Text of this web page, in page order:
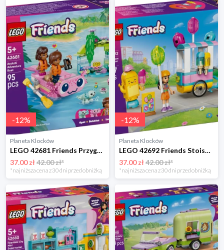
-12%
Planeta Klocków
LEGO 42681 Friends Przygoda na aksolotlowej łodzi Lego
37.00 zł42.00 zł*
*najniższa cena z 30 dni przed obniżką
-12%
Planeta Klocków
LEGO 42692 Friends Stoisko z lodami i balonami Lego
37.00 zł42.00 zł*
*najniższa cena z 30 dni przed obniżką